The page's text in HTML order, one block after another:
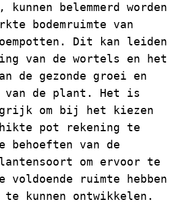
kunnen belemmerd worden
bodemruimte van
Dit kan leiden
van de wortels en het
de gezonde groei en
van de plant. Het is
om bij het kiezen
pot rekening te
behoeften van de
om ervoor te
voldoende ruimte hebben
te kunnen ontwikkelen.